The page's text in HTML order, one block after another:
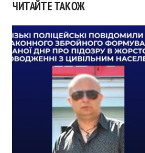
ЧИТАЙТЕ ТАКОЖ